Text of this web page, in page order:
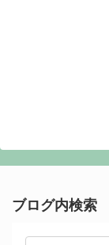
ブログ内検索